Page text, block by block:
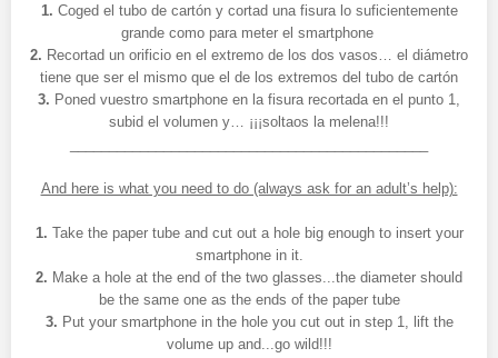
1. Coged el tubo de cartón y cortad una fisura lo suficientemente
grande como para meter el smartphone
2. Recortad un orificio en el extremo de los dos vasos… el diámetro
tiene que ser el mismo que el de los extremos del tubo de cartón
3. Poned vuestro smartphone en la fisura recortada en el punto 1,
subid el volumen y… ¡¡¡soltaos la melena!!!
And here is what you need to do (always ask for an adult’s help):
1. Take the paper tube and cut out a hole big enough to insert your
smartphone in it.
2. Make a hole at the end of the two glasses...the diameter should
be the same one as the ends of the paper tube
3. Put your smartphone in the hole you cut out in step 1, lift the
volume up and...go wild!!!